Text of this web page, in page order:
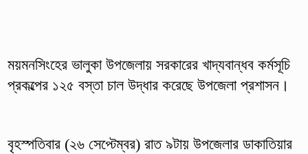
ময়মনসিংহের ভালুকা উপজেলায় সরকারের খাদ্যবান্ধব কর্মসূচি
প্রকল্পের ১২৫ বস্তা চাল উদ্ধার করেছে উপজেলা প্রশাসন।
বৃহস্পতিবার (২৬ সেপ্টেম্বর) রাত ৯টায় উপজেলার ডাকাতিয়ার